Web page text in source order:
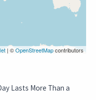
| ©OpenStreetMapcontributors
Lasts More Than a